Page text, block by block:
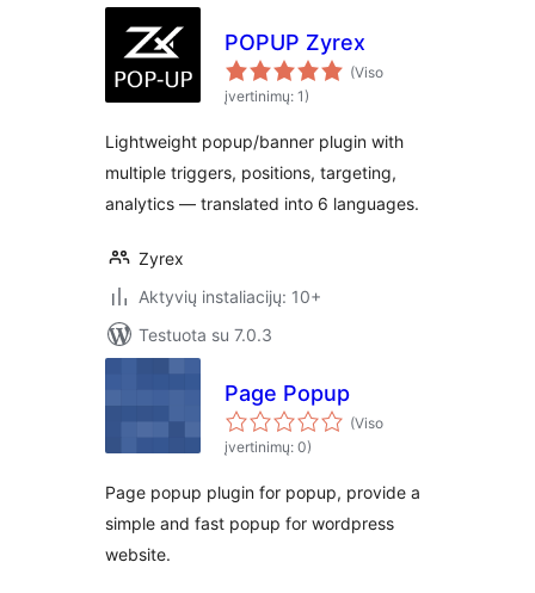
POPUP Zyrex
(Viso
įvertinimų: 1)
Lightweight popup/banner plugin with
multiple triggers, positions, targeting,
analytics — translated into 6 languages.
Zyrex
Aktyvių instaliacijų: 10+
Testuota su 7.0.3
Page Popup
(Viso
įvertinimų: 0)
Page popup plugin for popup, provide a
simple and fast popup for wordpress
website.